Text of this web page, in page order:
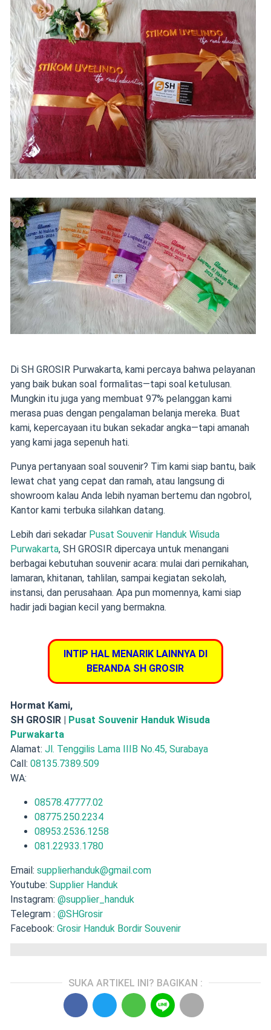
Di SH GROSIR Purwakarta, kami percaya bahwa pelayanan
yang baik bukan soal formalitas—tapi soal ketulusan.
Mungkin itu juga yang membuat 97% pelanggan kami
merasa puas dengan pengalaman belanja mereka. Buat
kami, kepercayaan itu bukan sekadar angka—tapi amanah
yang kami jaga sepenuh hati.
Punya pertanyaan soal souvenir? Tim kami siap bantu, baik
lewat chat yang cepat dan ramah, atau langsung di
showroom kalau Anda lebih nyaman bertemu dan ngobrol,
Kantor kami terbuka silahkan datang.
Lebih dari sekadar Pusat Souvenir Handuk Wisuda
Purwakarta, SH GROSIR dipercaya untuk menangani
berbagai kebutuhan souvenir acara: mulai dari pernikahan,
lamaran, khitanan, tahlilan, sampai kegiatan sekolah,
instansi, dan perusahaan. Apa pun momennya, kami siap
hadir jadi bagian kecil yang bermakna.
INTIP HAL MENARIK LAINNYA DI
BERANDA SH GROSIR
Hormat Kami,
SH GROSIR | Pusat Souvenir Handuk Wisuda
Purwakarta
Alamat: Jl. Tenggilis Lama IIIB No.45, Surabaya
Call: 08135.7389.509
WA:
08578.47777.02
08775.250.2234
08953.2536.1258
081.22933.1780
Email: supplierhanduk@gmail.com
Youtube: Supplier Handuk
Instagram: @supplier_handuk
Telegram : @SHGrosir
Facebook: Grosir Handuk Bordir Souvenir
SUKA ARTIKEL INI? BAGIKAN :